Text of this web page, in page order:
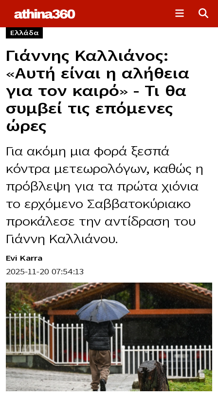
Ελλάδα
Γιάννης Καλλιάνος:
«Αυτή είναι η αλήθεια
για τον καιρό» – Τι θα
συμβεί τις επόμενες
ώρες
Για ακόμη μια φορά ξεσπά
κόντρα μετεωρολόγων, καθώς η
πρόβλεψη για τα πρώτα χιόνια
το ερχόμενο Σαββατοκύριακο
προκάλεσε την αντίδραση του
Γιάννη Καλλιάνου.
Evi Karra
2025-11-20 07:54:13